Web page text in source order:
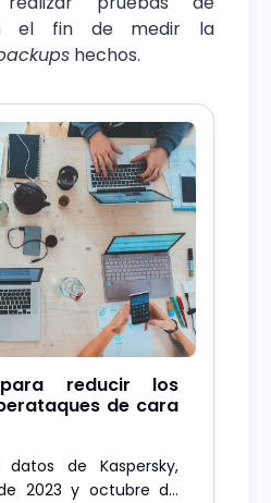
el fin de medir la
hechos.
para reducir los
de cara
de Kaspersky,
2023 y octubre de